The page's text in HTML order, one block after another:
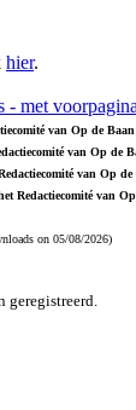
hier.
- met
van Op de
van Op de
van Op
Redactiecomité van
on 05/08/2026)
geregistreerd.